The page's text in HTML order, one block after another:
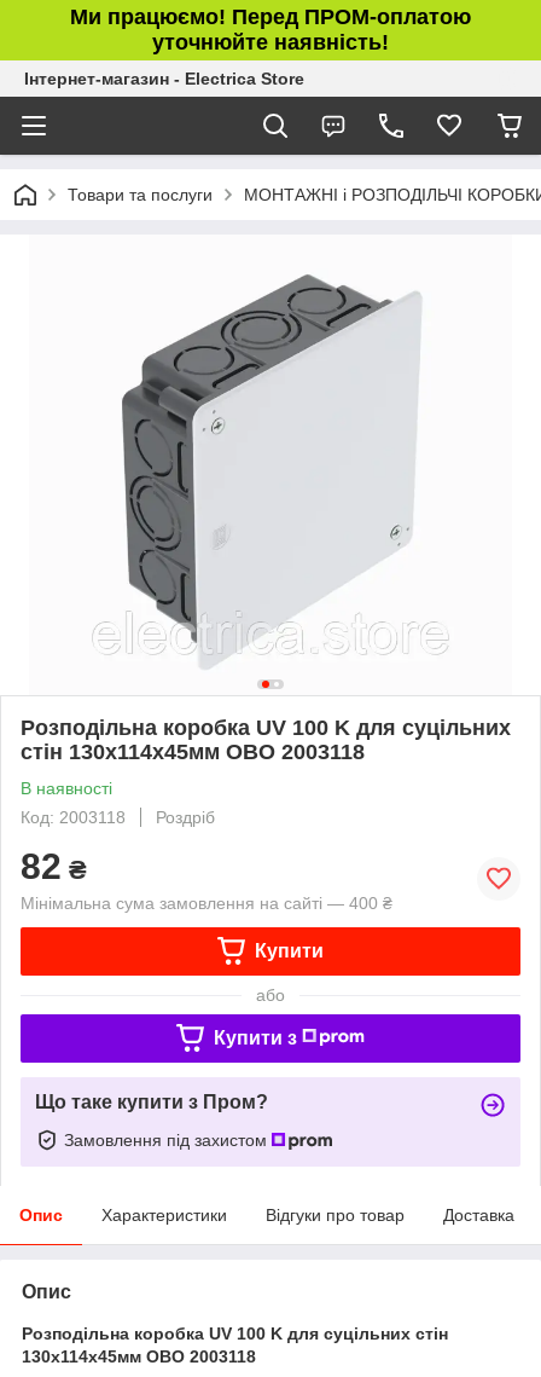
Ми працюємо! Перед ПРОМ-оплатою
уточнюйте наявність!
Інтернет-магазин - Electrica Store
Товари та послуги МОНТАЖНІ і РОЗПОДІЛЬЧІ
Розподільна коробка UV 100 K для суцільних
стін 130х114х45мм OBO 2003118
В наявності
Код: 2003118
Роздріб
82 ₴
Мінімальна сума замовлення на сайті — 400 ₴
Купити
або
Купити з
Що таке купити з Пром?
Замовлення під захистом
Опис Характеристики Відгуки про товар Доставка
Опис
Розподільна коробка UV 100 K для суцільних стін
130х114х45мм OBO 2003118